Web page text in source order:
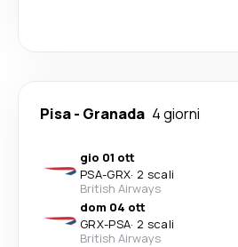
Pisa- Granada 4 giorni
gio 01 ott
PSA-GRX· 2 scali
British Airways
dom 04 ott
GRX-PSA· 2 scali
British Airways